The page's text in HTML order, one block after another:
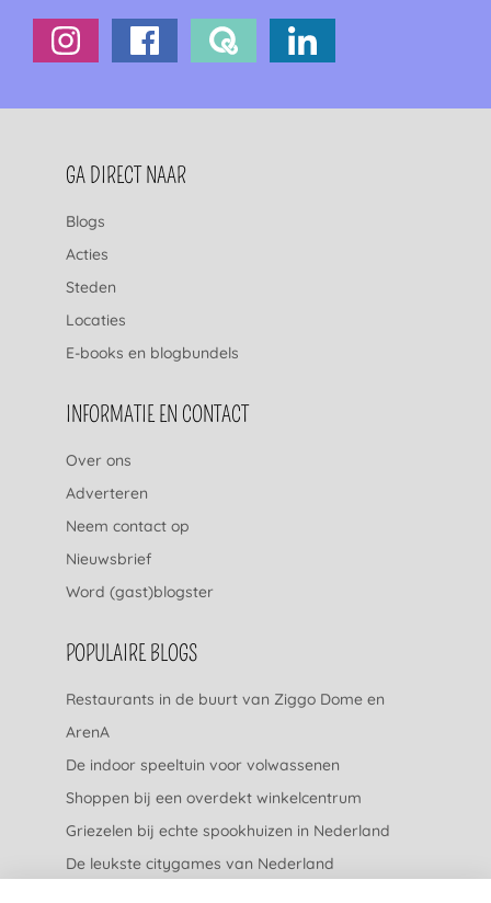
FOOTERNAVIGATIE
GA DIRECT NAAR
Blogs
Acties
Steden
Locaties
E-books en blogbundels
INFORMATIE EN CONTACT
Over ons
Adverteren
Neem contact op
Nieuwsbrief
Word (gast)blogster
POPULAIRE BLOGS
Restaurants in de buurt van Ziggo Dome en
ArenA
De indoor speeltuin voor volwassenen
Shoppen bij een overdekt winkelcentrum
Griezelen bij echte spookhuizen in Nederland
De leukste citygames van Nederland